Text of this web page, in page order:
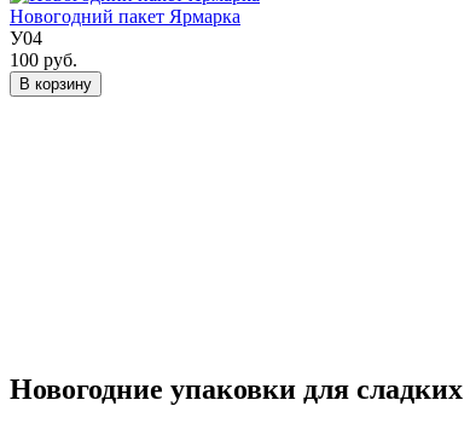
Новогодний пакет Ярмарка
У04
100 руб.
В корзину
Новогодние упаковки для